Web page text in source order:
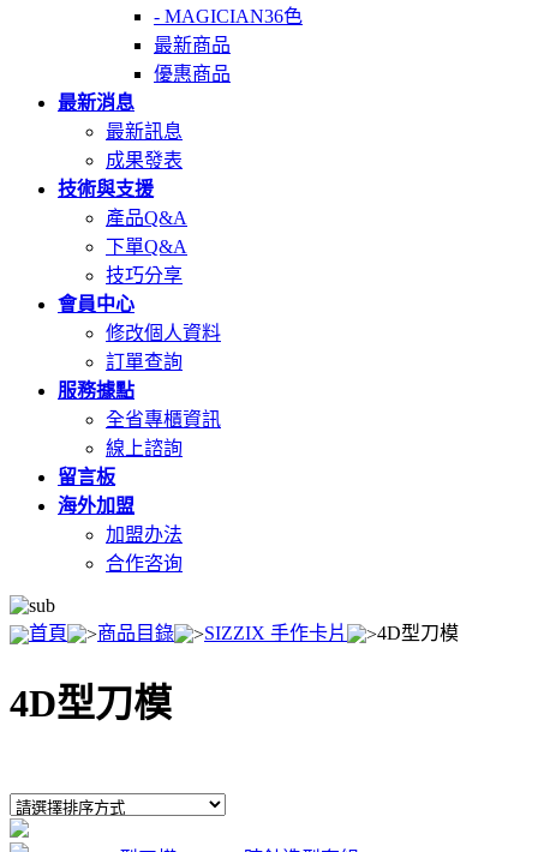
- MAGICIAN36色
最新商品
優惠商品
最新消息
最新訊息
成果發表
技術與支援
產品Q&A
下單Q&A
技巧分享
會員中心
修改個人資料
訂單查詢
服務據點
全省專櫃資訊
線上諮詢
留言板
海外加盟
加盟办法
合作咨询
首頁 商品目錄 SIZZIX 手作卡片 4D型刀模
4D型刀模